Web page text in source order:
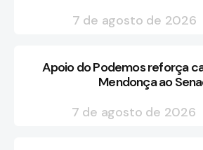
7 de agosto de 2026
Apoio do Podemos reforça
Mendonça ao
7 de agosto de 2026